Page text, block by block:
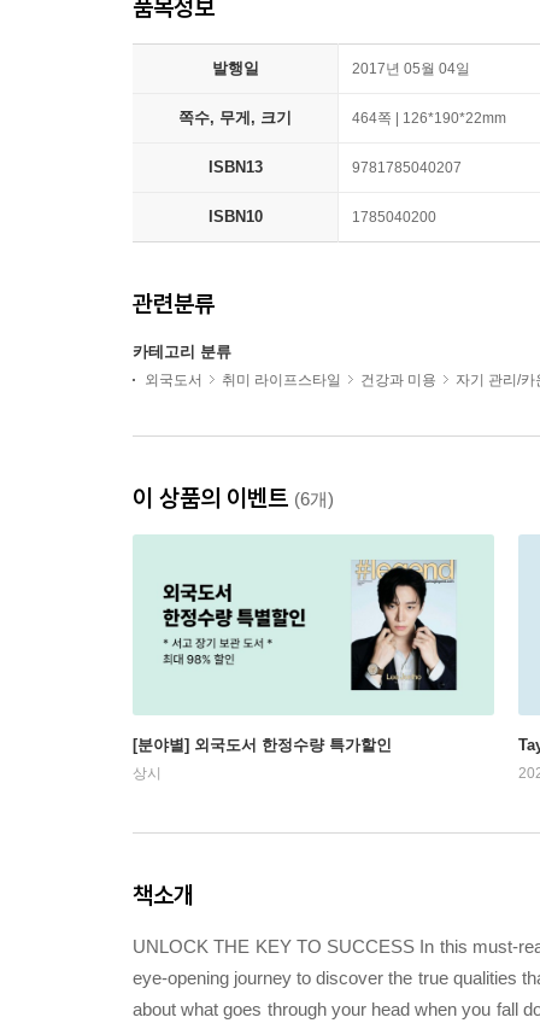
품목정보
발행일 2017년 05월 04일
쪽수, 무게, 크기 464쪽 | 126*190*22mm
ISBN13 9781785040207
ISBN10 1785040200
관련분류
카테고리 분류
외국도서 취미 라이프스타일 건강과 미용 자기 관리/카
이 상품의 이벤트 (6개)
[분야별] 외국도서 한정수량 특가할인
상시
책소개
UNLOCK THE KEY TO SUCCESS In this must-
eye-opening journey to discover the true qualities
about what goes through your head when you fall